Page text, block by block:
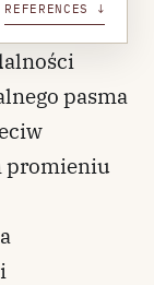
REFERENCES ↓
pasma
promieniu